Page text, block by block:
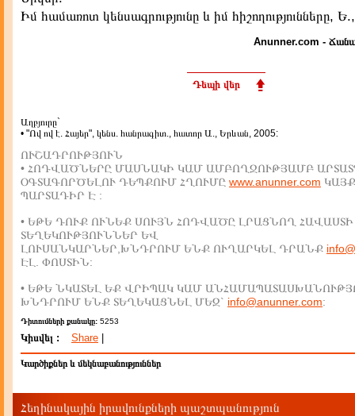
Իմ համառոտ կենսագրությունը և իմ հիշողությունները,
Anunner.com -
Դեպի վեր
Աղբյուրը`
• "Ով ով է. Հայեր", կենս. հանրագիտ., հատոր Ա., Երևան, 2005:
ՈՒՇԱԴՐՈՒԹՅՈՒՆ
• ՀՈԴՎԱԾՆԵՐԸ ՄԱՍՆԱԿԻ ԿԱՄ ԱՄԲՈՂՋՈՒԹՅԱՄԲ
ՕԳՏԱԳՈՐԾԵԼՈՒ ԴԵՊՔՈՒՄ ՀՂՈՒՄԸ www.anunner.com
ՊԱՐՏԱԴԻՐ Է :
• ԵԹԵ ԴՈՒՔ ՈՒՆԵՔ ՍՈՒՅՆ ՀՈԴՎԱԾԸ ԼՐԱՑՆՈՂ ՀԱՎԱՍՏԻ
ՏԵՂԵԿՈՒԹՅՈՒՆՆԵՐ ԵՎ
ԼՈՒՍԱՆԿԱՐՆԵՐ,ԽՆԴՐՈՒՄ ԵՆՔ ՈՒՂԱՐԿԵԼ ԴՐԱՆՔ
ԷԼ. ՓՈՍՏԻՆ:
• ԵԹԵ ՆԿԱՏԵԼ ԵՔ ՎՐԻՊԱԿ ԿԱՄ
ԽՆԴՐՈՒՄ ԵՆՔ ՏԵՂԵԿԱՑՆԵԼ ՄԵԶ` info@anunner.com:
Դիտումների քանակը: 5253
Կիսվել : Share
Կարծիքներ և մեկնաբանություններ
Հեղինակային իրավունքների պաշտպանություն